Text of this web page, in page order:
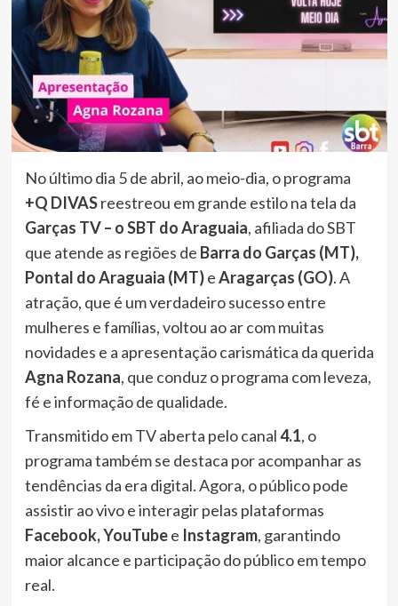
No último dia 5 de abril, ao meio-dia, o programa
+Q DIVASreestreou em grande estilo na tela da
Garças TV – o SBT do Araguaia, afiliada do SBT
que atende as regiões de Barra do Garças (MT),
Pontal do Araguaia (MT)eAragarças (GO). A
atração, que é um verdadeiro sucesso entre
mulheres e famílias, voltou ao ar com muitas
novidades e a apresentação carismática da querida
Agna Rozana, que conduz o programa com leveza,
fé e informação de qualidade.
Transmitido em TV aberta pelo canal4.1, o
programa também se destaca por acompanhar as
tendências da era digital. Agora, o público pode
assistir ao vivo e interagir pelas plataformas
Facebook, YouTubee Instagram, garantindo
maior alcance e participação do público em tempo
real.